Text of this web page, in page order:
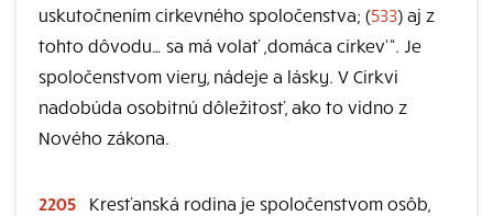
uskutočnením cirkevného spoločenstva; (533) aj z
tohto dôvodu… sa má volať ,domáca cirkev‘“. Je
spoločenstvom viery, nádeje a lásky. V Cirkvi
nadobúda osobitnú dôležitosť, ako to vidno z
Nového zákona.
2205
Kresťanská rodina je spoločenstvom osôb,